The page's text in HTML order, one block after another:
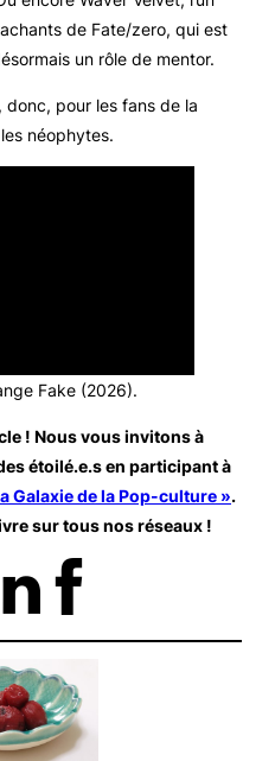
de Fate/zero, qui est
un rôle de mentor.
donc, pour les fans de la
néophytes.
Fake (2026).
! Nous vous invitons à
étoilé.e.s en participant à
Galaxie de la Pop-culture ».
sur tous nos réseaux!